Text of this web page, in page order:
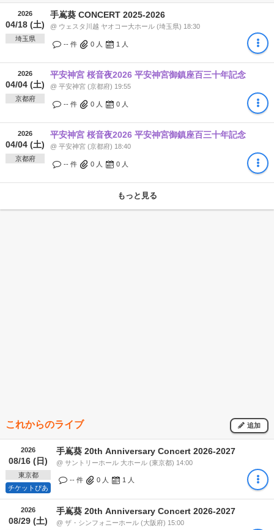
2026
04/18 (土)
埼玉県
手嶌葵 CONCERT 2025-2026
@ ウェスタ川越 ヤオコー大ホール (埼玉県) 18:30
-- 件 0 人 1 人
2026
04/04 (土)
京都府
平安神宮 桜音夜2026 平安神宮御鎮座百三十年記念
@ 平安神宮 (京都府) 19:55
-- 件 0 人 0 人
2026
04/04 (土)
京都府
平安神宮 桜音夜2026 平安神宮御鎮座百三十年記念
@ 平安神宮 (京都府) 18:40
-- 件 0 人 0 人
もっと見る
これからのライブ 追加
2026
08/16 (日)
東京都
チケットぴあ
手嶌葵 20th Anniversary Concert 2026-2027
@ サントリーホール 大ホール (東京都) 14:00
-- 件 0 人 1 人
2026
08/29 (土)
手嶌葵 20th Anniversary Concert 2026-2027
@ ザ・シンフォニーホール (大阪府) 15:00